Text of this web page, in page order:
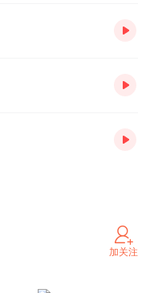
加关注